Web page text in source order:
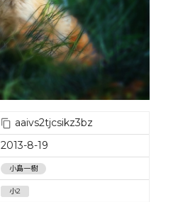
aaivs2tjcsikz3bz
2013-8-19
小島一樹
小2